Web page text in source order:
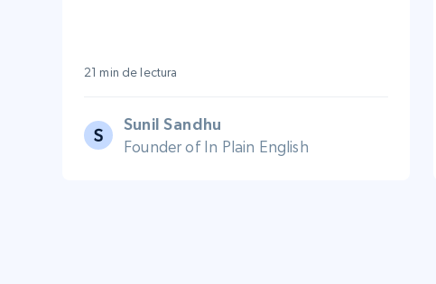
21 min de lectura
Sunil Sandhu
Founder of In Plain English